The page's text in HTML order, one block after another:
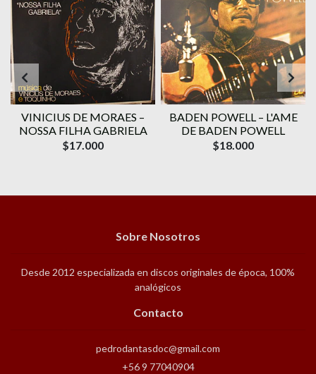
VINICIUS DE MORAES ‎–
NOSSA FILHA GABRIELA
$17.000
BADEN POWELL ‎– L'AME
DE BADEN POWELL
$18.000
Sobre Nosotros
Desde 2012 especializada en discos originales de época, 100%
analógicos
Contacto
pedrodantasdoc@gmail.com
+56 9 77040904